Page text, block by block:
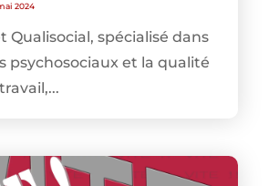
2024
Qualisocial, spécialisé dans
psychosociaux et la qualité